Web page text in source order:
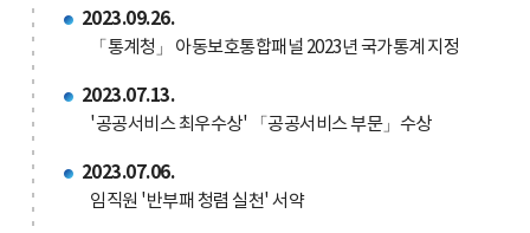
2023.09.26.
「통계청」 아동보호통합패널 2023년 국가통계 지정
2023.07.13.
'공공서비스 최우수상' 「공공서비스 부문」수상
2023.07.06.
임직원 '반부패 청렴 실천' 서약